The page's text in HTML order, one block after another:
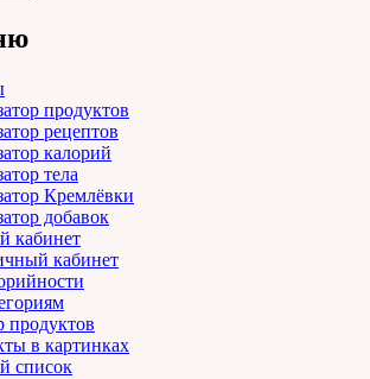
продуктов
рецептов
калорий
тела
Кремлёвки
добавок
кабинет
кабинет
продуктов
в картинках
список